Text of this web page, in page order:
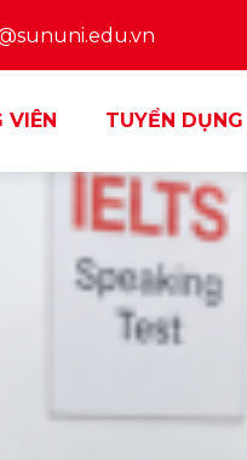
VIÊN TUYỂN DỤNG